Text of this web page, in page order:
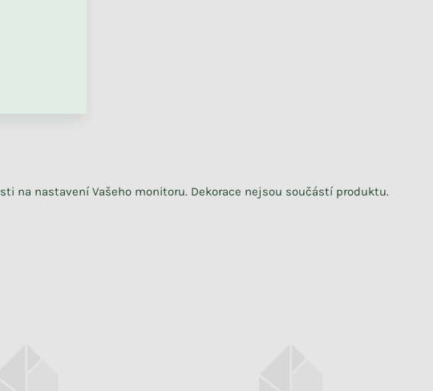
na nastavení Vašeho monitoru. Dekorace nejsou součástí produktu.